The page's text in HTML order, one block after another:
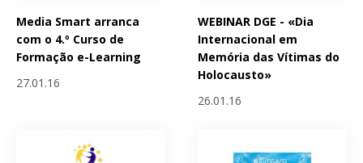
Media Smart arranca
com o 4.º Curso de
Formação e-Learning
27.01.16
WEBINAR DGE - «Dia
Internacional em
Memória das Vítimas do
Holocausto»
26.01.16